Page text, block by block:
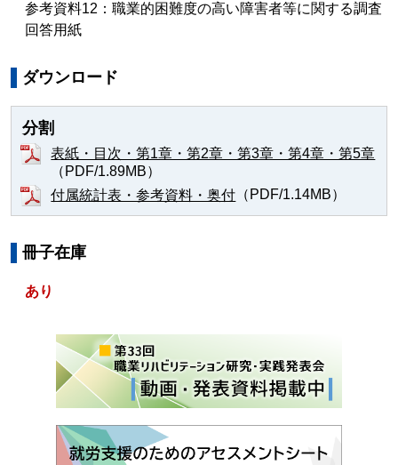
参考資料12：職業的困難度の高い障害者等に関する調査
回答用紙
ダウンロード
分割
表紙・目次・第1章・第2章・第3章・第4章・第5章
（PDF/1.89MB）
付属統計表・参考資料・奥付 （PDF/1.14MB）
冊子在庫
あり